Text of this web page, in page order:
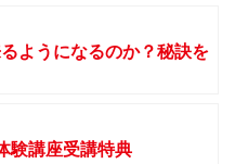
ようになるのか？秘訣を
験講座受講特典